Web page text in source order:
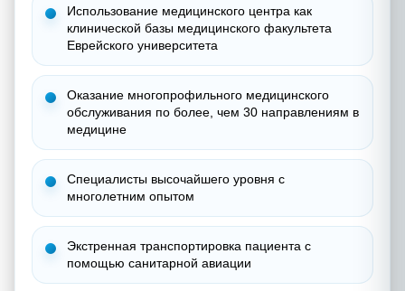
Использование медицинского центра как
клинической базы медицинского факультета
Еврейского университета
Оказание многопрофильного медицинского
обслуживания по более, чем 30 направлениям в
медицине
Специалисты высочайшего уровня с
многолетним опытом
Экстренная транспортировка пациента с
помощью санитарной авиации